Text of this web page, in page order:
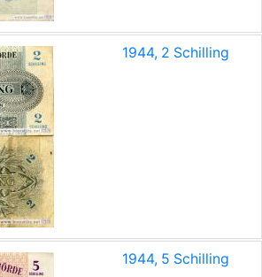
1944, 2 Schilling
1944, 5 Schilling